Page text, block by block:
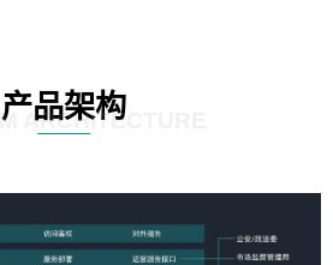
产品架构
ARCHITECTURE